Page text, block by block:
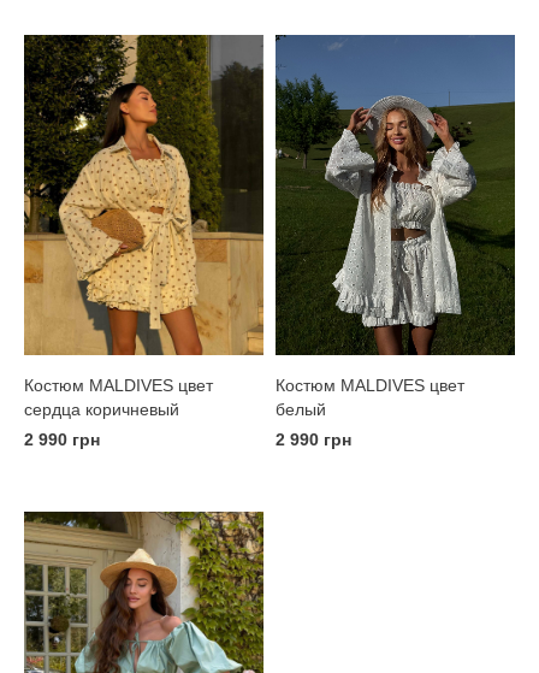
Костюм MALDIVES цвет
сердца коричневый
2 990 грн
Костюм MALDIVES цвет
белый
2 990 грн